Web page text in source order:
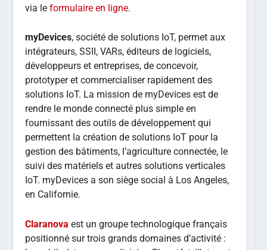
via leformulaire en ligne.
myDevices, société de solutions IoT, permet aux
intégrateurs, SSII, VARs, éditeurs de logiciels,
développeurs et entreprises, de concevoir,
prototyper et commercialiser rapidement des
solutions IoT. La mission de myDevices est de
rendre le monde connecté plus simple en
fournissant des outils de développement qui
permettent la création de solutions IoT pour la
gestion des bâtiments, l’agriculture connectée, le
suivi des matériels et autres solutions verticales
IoT. myDevices a son siège social à Los Angeles,
en Californie.
Claranova est un groupe technologique français
positionné sur trois grands domaines d’activité :